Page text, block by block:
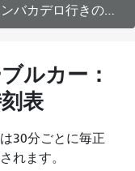
デロ行きの時刻表 -
ルカー：
表
30分ごとに毎正
れます。